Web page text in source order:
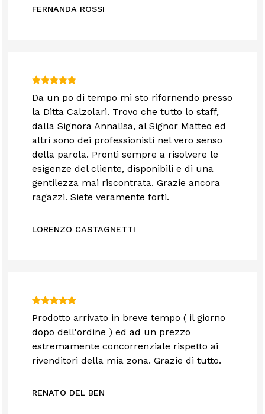
FERNANDA ROSSI
Da un po di tempo mi sto rifornendo presso
la Ditta Calzolari. Trovo che tutto lo staff,
dalla Signora Annalisa, al Signor Matteo ed
altri sono dei professionisti nel vero senso
della parola. Pronti sempre a risolvere le
esigenze del cliente, disponibili e di una
gentilezza mai riscontrata. Grazie ancora
ragazzi. Siete veramente forti.
LORENZO CASTAGNETTI
Prodotto arrivato in breve tempo ( il giorno
dopo dell'ordine ) ed ad un prezzo
estremamente concorrenziale rispetto ai
rivenditori della mia zona. Grazie di tutto.
RENATO DEL BEN